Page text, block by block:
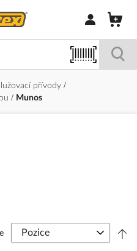
Přihlásit/
přívody
Munos